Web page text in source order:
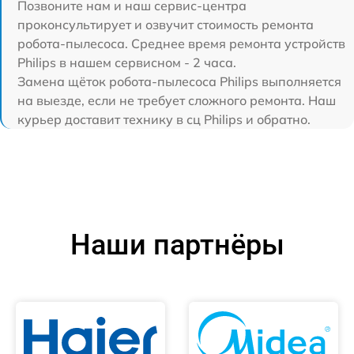
Позвоните нам и наш сервис-центра
проконсультирует и озвучит стоимость ремонта
робота-пылесоса. Среднее время ремонта устройств
Philips в нашем сервисном - 2 часа.
Замена щёток робота-пылесоса Philips выполняется
на выезде, если не требует сложного ремонта. Наш
курьер доставит технику в сц Philips и обратно.
Наши партнёры